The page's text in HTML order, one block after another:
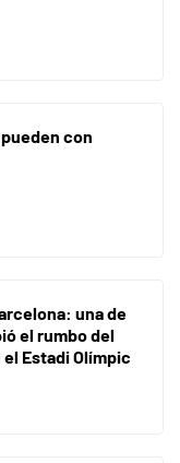
con
una de
el rumbo del
Estadi Olímpic